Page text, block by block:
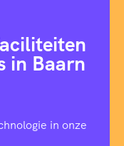
in Baarn
in onze